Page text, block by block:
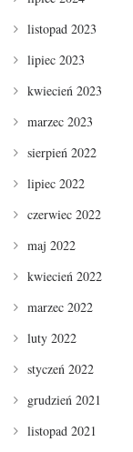
listopad 2023
lipiec 2023
kwiecień 2023
marzec 2023
sierpień 2022
lipiec 2022
czerwiec 2022
maj 2022
kwiecień 2022
marzec 2022
luty 2022
styczeń 2022
grudzień 2021
listopad 2021